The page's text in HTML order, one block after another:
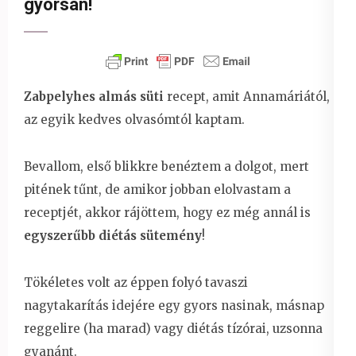
gyorsan!
Zabpelyhes almás süti recept, amit Annamáriától,
az egyik kedves olvasómtól kaptam.
Bevallom, első blikkre benéztem a dolgot, mert
pitének tűnt, de amikor jobban elolvastam a
receptjét, akkor rájöttem, hogy ez még annál is
egyszerűbb diétás sütemény!
Tökéletes volt az éppen folyó tavaszi
nagytakarítás idejére egy gyors nasinak, másnap
reggelire (ha marad) vagy diétás tízórai, uzsonna
gyanánt.